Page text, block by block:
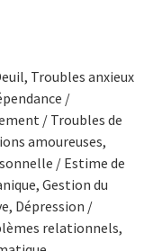
Troubles anxieux
/
/ Troubles de
amoureuses,
/ Estime de
Gestion du
Dépression /
relationnels,